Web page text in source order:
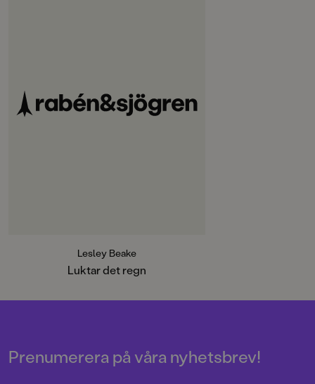
Lesley Beake
Luktar det regn
Prenumerera på våra nyhetsbrev!